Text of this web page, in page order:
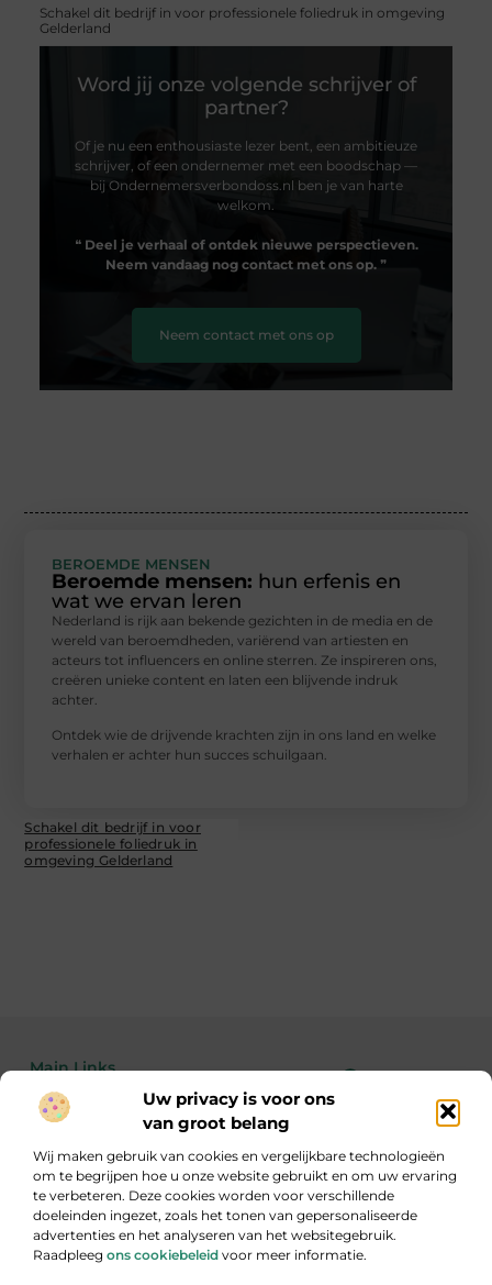
Uw privacy is voor ons
van groot belang
Wij maken gebruik van cookies en vergelijkbare technologieën
om te begrijpen hoe u onze website gebruikt en om uw ervaring
te verbeteren. Deze cookies worden voor verschillende
doeleinden ingezet, zoals het tonen van gepersonaliseerde
advertenties en het analyseren van het websitegebruik.
Raadpleeg ons cookiebeleid voor meer informatie.
Schakel dit bedrijf in voor professionele foliedruk in omgeving
Gelderland
Word jij onze volgende schrijver of
partner?
Of je nu een enthousiaste lezer bent, een ambitieuze
schrijver, of een ondernemer met een boodschap —
bij Ondernemersverbondoss.nl ben je van harte
welkom.
❝ Deel je verhaal of ontdek nieuwe perspectieven.
Neem vandaag nog contact met ons op. ❞
Neem contact met ons op
BEROEMDE MENSEN
Beroemde mensen: hun erfenis en
wat we ervan leren
Nederland is rijk aan bekende gezichten in de media en de
wereld van beroemdheden, variërend van artiesten en
acteurs tot influencers en online sterren. Ze inspireren ons,
creëren unieke content en laten een blijvende indruk
achter.
Ontdek wie de drijvende krachten zijn in ons land en welke
verhalen er achter hun succes schuilgaan.
Schakel dit bedrijf in voor
professionele foliedruk in
omgeving Gelderland
Main Links
Bekende Nederlanders
Inzicht, inspiratie en informatie
Een gevarieerde verzameling blogs die je aan het denken zet.